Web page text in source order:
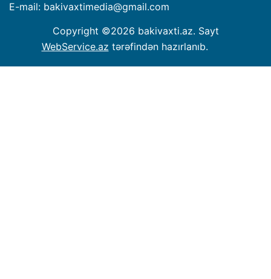
E-mail: bakivaxtimedia@gmail.com
Copyright ©2026 bakivaxti.az. Sayt
WebService.az tərəfindən hazırlanıb.